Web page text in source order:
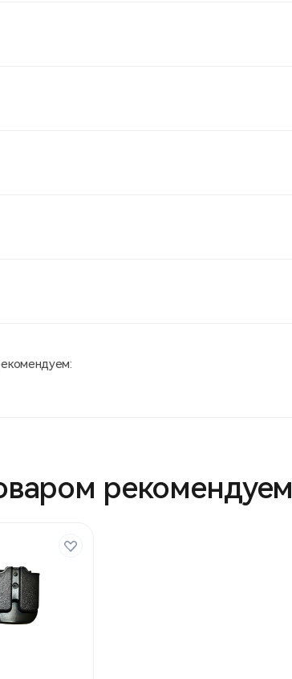
рекомендуем